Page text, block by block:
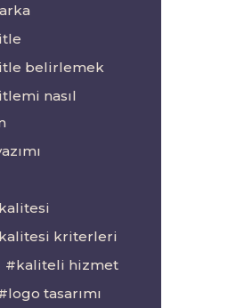
belirlemek
nasıl
kriterleri
kaliteli hizmet
logo tasarımı